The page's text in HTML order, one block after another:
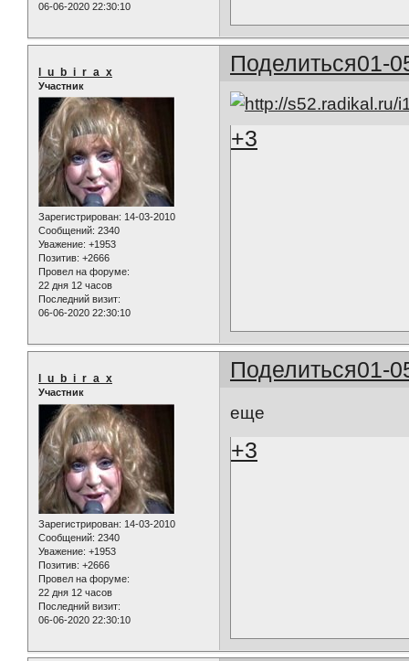
06-06-2020 22:30:10
Поделиться01-
l_u_b_i_r_a_x
Участник
Зарегистрирован: 14-03-2010
Сообщений: 2340
Уважение: +1953
Позитив: +2666
Провел на форуме:
22 дня 12 часов
Последний визит:
06-06-2020 22:30:10
+3
Поделиться01-
l_u_b_i_r_a_x
Участник
Зарегистрирован: 14-03-2010
Сообщений: 2340
Уважение: +1953
Позитив: +2666
Провел на форуме:
22 дня 12 часов
Последний визит:
06-06-2020 22:30:10
еще
+3